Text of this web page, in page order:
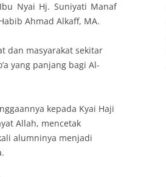
Nyai Hj. Suniyati Manaf
Ahmad Alkaff, MA.
dan masyarakat sekitar
yang panjang bagi Al-
kepada Kyai Haji
Allah, mencetak
alumninya menjadi